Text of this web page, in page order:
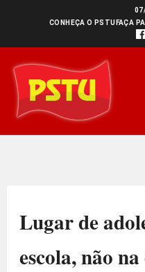
conteúdo
CONHEÇA O PSTU FAÇA
Lugar de
escola, não